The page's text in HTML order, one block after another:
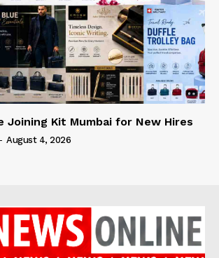
Joining Kit Mumbai for New Hires
- August 4, 2026